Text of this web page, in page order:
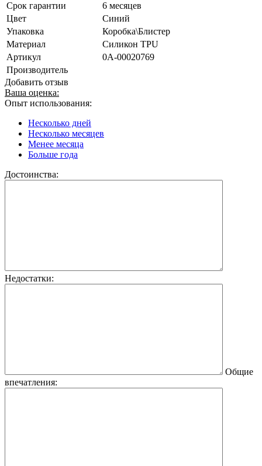
Срок гарантии
6 месяцев
Цвет
Синий
Упаковка
Коробка\Блистер
Материал
Силикон TPU
Артикул
0А-00020769
Производитель
Добавить отзыв
Ваша оценка:
Опыт использования:
Несколько дней
Несколько месяцев
Менее месяца
Больше года
Достоинства:
Недостатки:
Общие
впечатления: